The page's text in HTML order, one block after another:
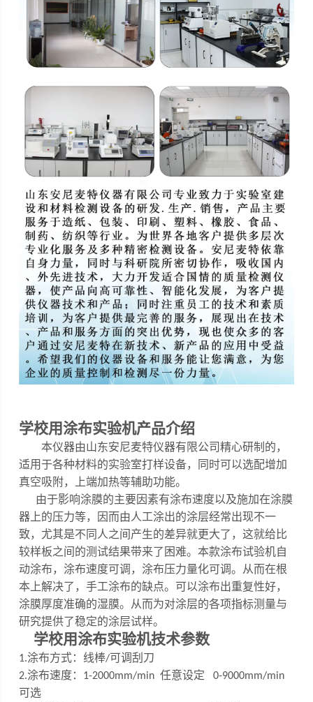
学校用涂布实验机产品介绍
本仪器由山东安尼麦特仪器有限公司精心研制的，
适用于各种材料的实验室打样设备，同时可以选配增加
真空吸附，上端加热等辅助功能。
由于影响涂膜的主要因素有涂布速度以及施加在涂膜
器上的压力等，因而由人工涂出的涂层经常出现不一
致，尤其是不同人之间产生的差异就更大了，这就给比
较样板之间的测试结果带来了困难。本款涂布试验机自
动涂布，涂布速度可调，涂布压力量化可调。 从而在根
本上解决了，手工涂布的缺点。可以涂布出重复性好，
涂膜厚度准确的湿膜。从而为对涂层的各项指标测量与
研究提供了稳定的涂层试样。
学校用涂布实验机技术参数
1.涂布方式：线棒/可调刮刀
2.涂布速度： 1-2000mm/min任意设定 0-9000mm/min
可选